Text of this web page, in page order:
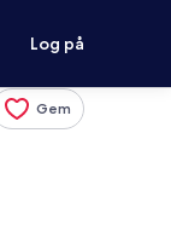
Log på
Gem